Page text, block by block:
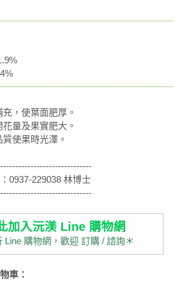
，使葉面肥厚。
量及果實肥大。
使果時光澤。
0937-229038 林博士
加入沅渼 Line 購物網
Line 購物網，歡迎 訂購 / 諮詢＊
車：